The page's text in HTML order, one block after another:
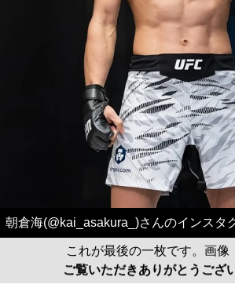
朝倉海(@kai_asakura_)さんのインスタ
これが最後の一枚です。画像
ご覧いただきありがとうござ